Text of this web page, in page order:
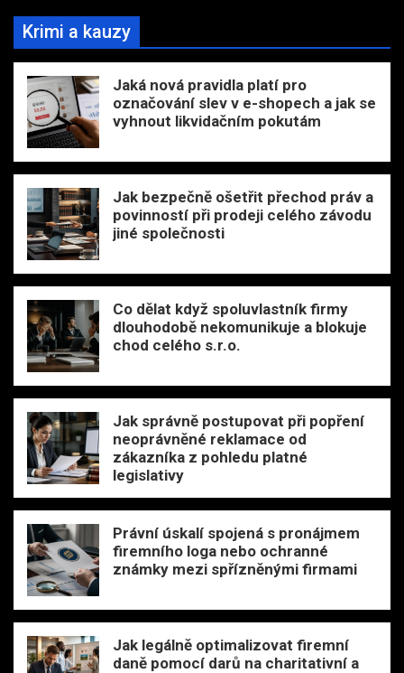
Krimi a kauzy
Jaká nová pravidla platí pro
označování slev v e-shopech a jak se
vyhnout likvidačním pokutám
Jak bezpečně ošetřit přechod práv a
povinností při prodeji celého závodu
jiné společnosti
Co dělat když spoluvlastník firmy
dlouhodobě nekomunikuje a blokuje
chod celého s.r.o.
Jak správně postupovat při popření
neoprávněné reklamace od
zákazníka z pohledu platné
legislativy
Právní úskalí spojená s pronájmem
firemního loga nebo ochranné
známky mezi spřízněnými firmami
Jak legálně optimalizovat firemní
daně pomocí darů na charitativní a